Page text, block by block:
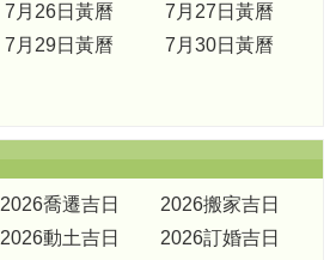
7月26日黃曆
7月27日黃曆
7月29日黃曆
7月30日黃曆
2026喬遷吉日
2026搬家吉日
2026動土吉日
2026訂婚吉日